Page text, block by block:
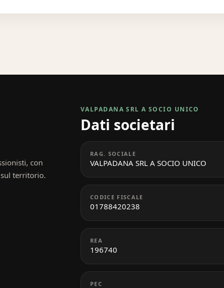
con
territorio.
VALPADANA SRL A SOCIO UNICO
Dati societari
RAG. SOCIALE
VALPADANA SRL A SOCIO UNICO
CODICE FISCALE
01788420238
REA
196740
PEC